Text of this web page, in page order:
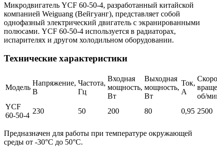
Микродвигатель YCF 60-50-4, разработанный китайской
компанией Weiguang (Вейгуанг), представляет собой
однофазный электрический двигатель с экранированными
полюсами. YCF 60-50-4 используется в радиаторах,
испарителях и другом холодильном оборудовании.
Технические характеристики
Модель
Напряжение,
В
Частота,
Гц
Входная
мощность,
Вт
Выходная
мощность,
Вт
Ток,
А
об/
YCF
60-50-4
230 50 200 80 0,95 2500
Предназначен для работы при температуре окружающей
среды от -30°C до 50°C.